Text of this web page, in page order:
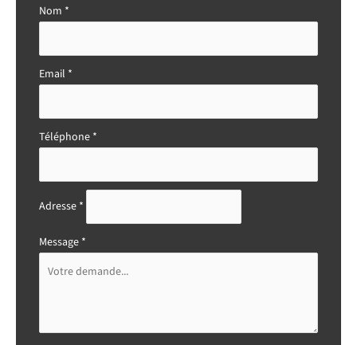
téléphone
Nom *
Email *
Téléphone *
Adresse *
Message *